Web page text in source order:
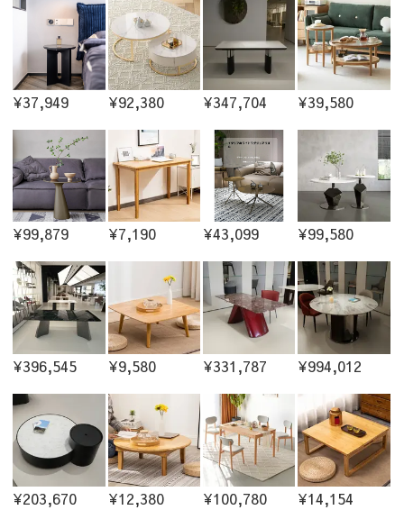
¥37,949 ¥92,380 ¥347,704 ¥39,580
¥99,879 ¥7,190 ¥43,099 ¥99,580
¥396,545 ¥9,580 ¥331,787 ¥994,012
¥203,670 ¥12,380 ¥100,780 ¥14,154